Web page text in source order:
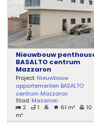
Nieuwbouw
BASALTO centrum
Mazzaron
Project: Nieuwbouw
appartementen BASALTO
centrum Mazzaron
Stad: Mazarron
2
1 61 m²
10
m²